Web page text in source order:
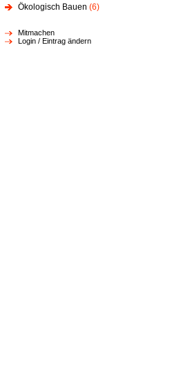
Ökologisch Bauen (6)
Mitmachen
Login / Eintrag ändern